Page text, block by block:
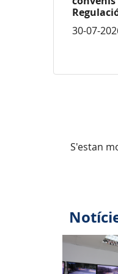
30-07-
S'estan